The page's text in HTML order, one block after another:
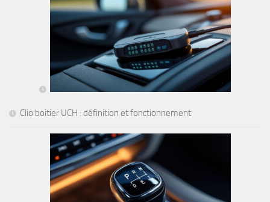
Clio boitier UCH : définition et fonctionnement